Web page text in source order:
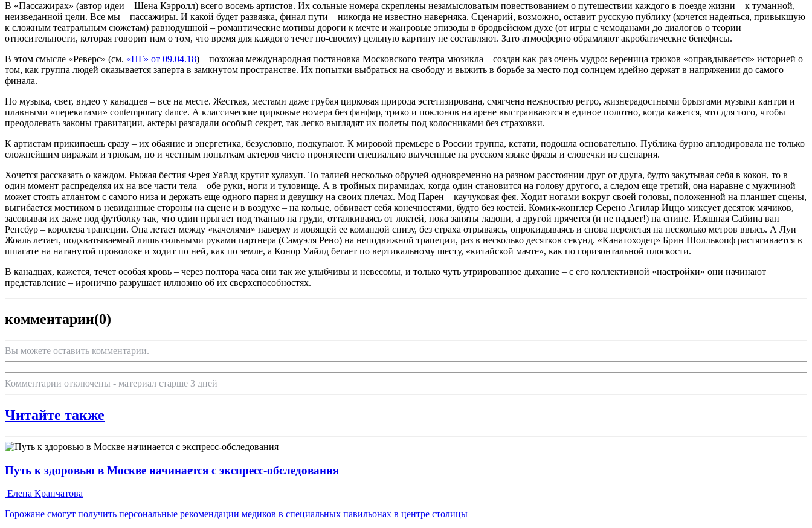
В «Пассажирах» (автор идеи – Шена Кэрролл) всего восемь артистов. Их сольные номера скреплены незамысловатым повествованием о путешествии каждого в поезде жизни – к туманной,
неизведанной цели. Все мы – пассажиры. И какой будет развязка, финал пути – никогда не известно наверняка. Сценарий, возможно, оставит русскую публику (хочется надеяться, привыкшую
к сложным театральным сюжетам) равнодушной – романтические мотивы дороги к мечте и жанровые эпизоды в бродвейском духе (от игры с чемоданами до диалогов о теории
относительности, которая говорит нам о том, что время для каждого течет по-своему) цельную картину не составляют. Зато атмосферно обрамляют акробатические бенефисы.
В этом смысле «Реверс» (см. «НГ» от 09.04.18) – похожая международная постановка Московского театра мюзикла – создан как раз очень мудро: вереница трюков «оправдывается» историей о
том, как группа людей оказывается заперта в замкнутом пространстве. Их попытки выбраться на свободу и выжить в борьбе за место под солнцем идейно держат в напряжении до самого
финала.
Но музыка, свет, видео у канадцев – все на месте. Жесткая, местами даже грубая цирковая природа эстетизирована, смягчена нежностью ретро, жизнерадостными брызгами музыки кантри и
плавными «перекатами» contemporary dance. А классические цирковые номера без фанфар, трико и поклонов на арене выстраиваются в единое полотно, когда кажется, что для того, чтобы
преодолевать законы гравитации, актеры разгадали особый секрет, так легко выглядят их полеты под колосниками без страховки.
К артистам прикипаешь сразу – их обаяние и энергетика, безусловно, подкупают. К мировой премьере в России труппа, кстати, подошла основательно. Публика бурно аплодировала не только
сложнейшим виражам и трюкам, но и честным попыткам актеров чисто произнести специально выученные на русском языке фразы и словечки из сценария.
Хочется рассказать о каждом. Рыжая бестия Фрея Уайлд крутит хулахуп. То талией несколько обручей одновременно на разном расстоянии друг от друга, будто закутывая себя в кокон, то в
один момент распределяя их на все части тела – обе руки, ноги и туловище. А в тройных пирамидах, когда один становится на голову другого, а следом еще третий, она наравне с мужчиной
может стоять атлантом с самого низа и держать еще одного парня и девушку на своих плечах. Мод Парен – каучуковая фея. Ходит ногами вокруг своей головы, положенной на планшет сцены,
выгибается мостиком в невиданные стороны на сцене и в воздухе – на кольце, обвивает себя конечностями, будто без костей. Комик-жонглер Серено Агилар Иццо миксует десяток мячиков,
засовывая их даже под футболку так, что один прыгает под тканью на груди, отталкиваясь от локтей, пока заняты ладони, а другой прячется (и не падает!) на спине. Изящная Сабина ван
Ренсбур – королева трапеции. Она летает между «качелями» наверху и ловящей ее командой снизу, без страха отрываясь, опрокидываясь и снова перелетая на несколько метров ввысь. А Луи
Жоаль летает, подхватываемый лишь сильными руками партнера (Самуэля Рено) на неподвижной трапеции, раз в несколько десятков секунд. «Канатоходец» Брин Шоллькопф растягивается в
шпагате на натянутой проволоке и ходит по ней, как по земле, а Конор Уайлд бегает по вертикальному шесту, «китайской мачте», как по горизонтальной плоскости.
В канадцах, кажется, течет особая кровь – через полтора часа они так же улыбчивы и невесомы, и только чуть утрированное дыхание – с его коллективной «настройки» они начинают
представление – иронично разрушает иллюзию об их сверхспособностях.
комментарии(0)
Вы можете оставить комментарии.
Комментарии отключены - материал старше 3 дней
Читайте также
Путь к здоровью в Москве начинается с экспресс-обследования
Елена Крапчатова
Горожане смогут получить персональные рекомендации медиков в специальных павильонах в центре столицы